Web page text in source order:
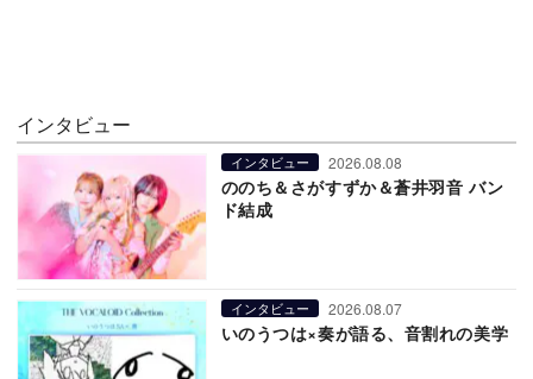
インタビュー
インタビュー 2026.08.08
ののち＆さがすずか＆蒼井羽音 バン
ド結成
インタビュー 2026.08.07
いのうつは×奏が語る、音割れの美学